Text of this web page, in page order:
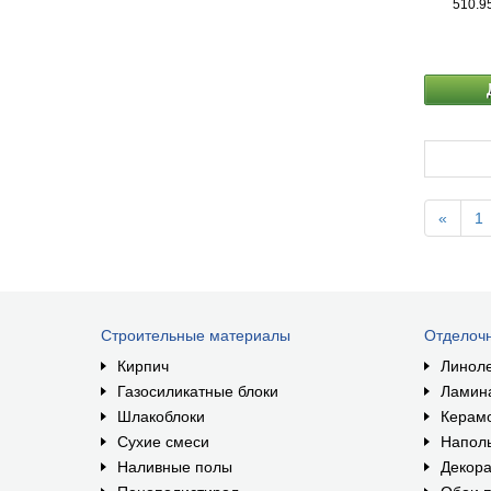
« 1
Строительные материалы
Кирпич
Газосиликатные блоки
Шлакоблоки
Сухие смеси
Наливные полы